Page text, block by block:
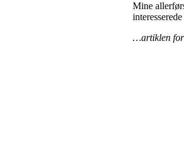
Mine
…artiklen